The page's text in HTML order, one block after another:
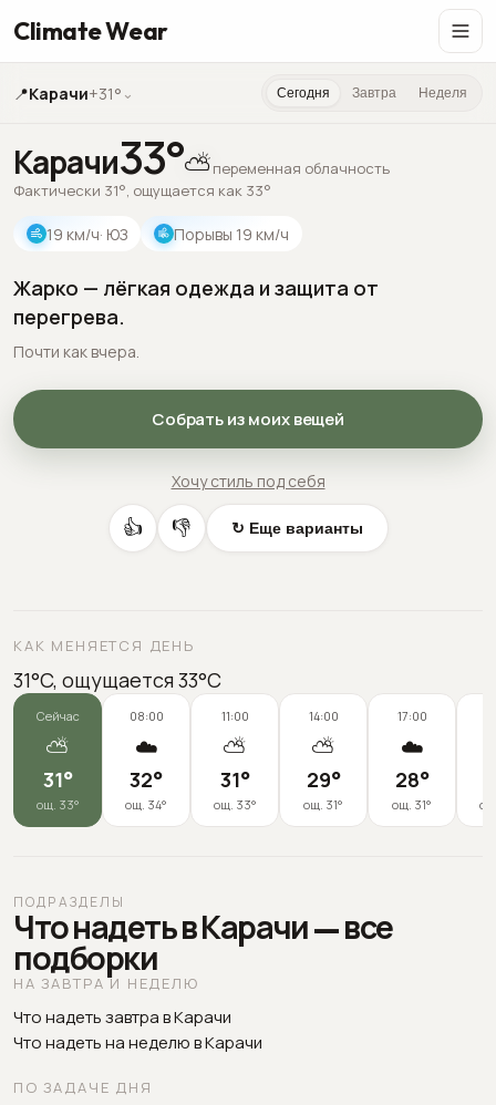
Climate Wear
📍Карачи+31° ⌄ Сегодня Завтра Неделя
Карачи33°⛅переменная облачность
Фактически 31°, ощущается как 33°
19 км/ч· ЮЗ Порывы 19 км/ч
Жарко — лёгкая одежда и защита от
перегрева.
Почти как вчера.
Собрать из моих вещей
Хочу стиль под себя
👍 👎 ↻ Еще варианты
КАК МЕНЯЕТСЯ ДЕНЬ
31°C, ощущается 33°C
Сейчас
⛅
31°
ощ. 33°
08:00
☁️
32°
ощ. 34°
11:00
⛅
31°
ощ. 33°
14:00
⛅
29°
ощ. 31°
17:00
☁️
28°
ощ. 31°
ПОДРАЗДЕЛЫ
Что надеть в Карачи — все
подборки
НА ЗАВТРА И НЕДЕЛЮ
Что надеть завтра в Карачи
Что надеть на неделю в Карачи
ПО ЗАДАЧЕ ДНЯ